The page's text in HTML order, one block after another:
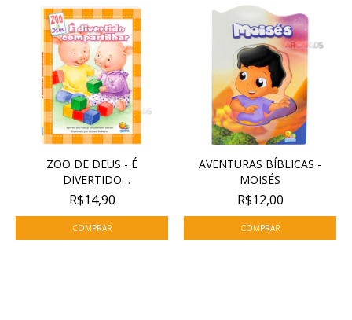
ZOO DE DEUS - É
DIVERTIDO
COMPARTILHAR
R$14,90
AVENTURAS BÍBLICAS -
MOISÉS
R$12,00